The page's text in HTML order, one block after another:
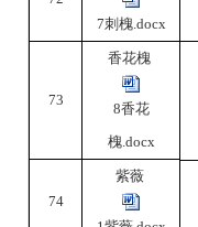
7刺槐.docx
73
香花槐
8香花
槐.docx
74
紫薇